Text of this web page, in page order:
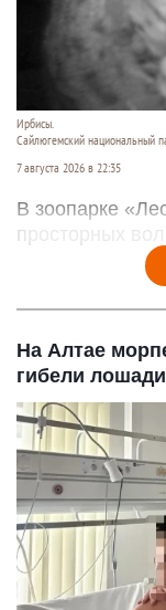
Ирбисы.
Сайлюгемский национальный
7 августа 2026 в 22:35
В зоопарке
просторных
На Алтае
гибели